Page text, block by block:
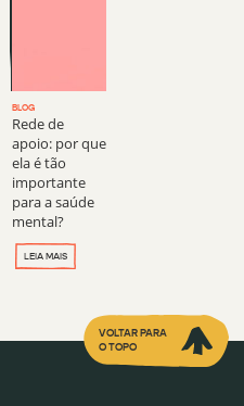
BLOG
Rede de
apoio: por que
ela é tão
importante
para a saúde
mental?
LEIA MAIS
VOLTAR PARA
O TOPO